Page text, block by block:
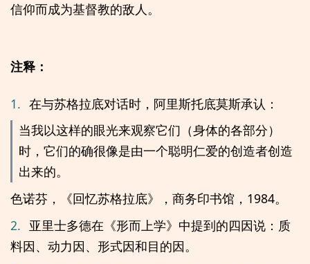
信仰而成为基督教的敌人。
注释：
1. 在与苏格拉底对话时，阿里斯托底莫斯承认：
当我以这样的眼光来观察它们（身体的各部分）
时，它们的确很像是由一个聪明仁爱的创造者创造
出来的。
色诺芬，《回忆苏格拉底》，商务印书馆，1984。
2. 亚里士多德在《形而上学》中提到的四因说：质
料因、动力因、形式因和目的因。